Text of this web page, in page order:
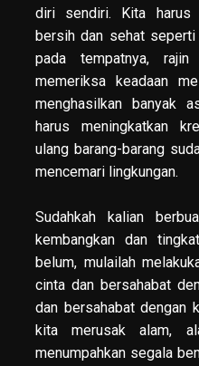
diri sendiri. Kita harus
bersih dan sehat
pada tempatnya,
memeriksa keadaan
menghasilkan banyak
harus meningkatkan
ulang barang-barang
mencemari lingkungan.
Sudahkah kalian
kembangkan dan
belum, mulailah
cinta dan bersahabat
dan bersahabat dengan
kita merusak alam,
menumpahkan segala